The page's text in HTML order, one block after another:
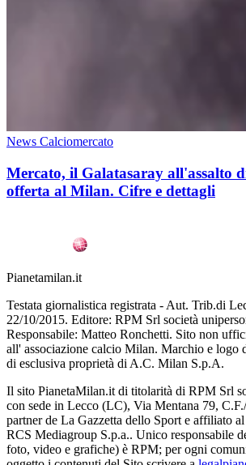
News Calciomercato
Mercato, il Galatasaray all'assalto
offerta al Milan. Cifre e dettagli
Pianetamilan.it
Testata giornalistica registrata - Aut. Trib.di
22/10/2015. Editore: RPM Srl società
Responsabile: Matteo Ronchetti. Sito non
all' associazione calcio Milan. Marchio e logo
di esclusiva proprietà di A.C. Milan S.p.A.
Il sito PianetaMilan.it di titolarità di RPM Srl
con sede in Lecco (LC), Via Mentana 79,
partner de La Gazzetta dello Sport e affiliato
RCS Mediagroup S.p.a.. Unico responsabile
foto, video e grafiche) è RPM; per ogni